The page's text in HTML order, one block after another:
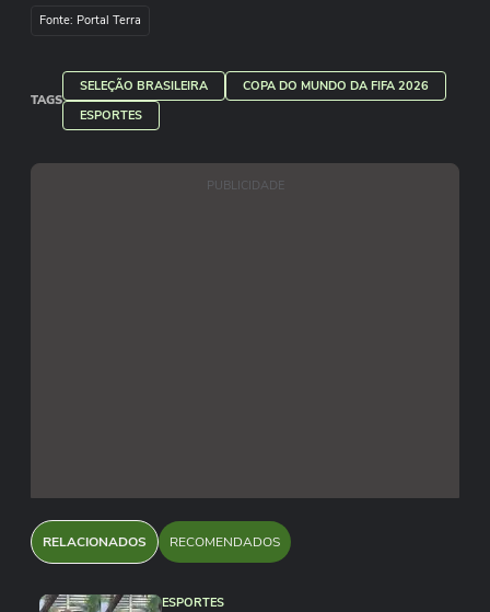
diante da situação.
Fonte: Portal Terra
TAGS
SELEÇÃO BRASILEIRA
COPA DO MUNDO DA FIFA 2026
ESPORTES
PUBLICIDADE
RELACIONADOS RECOMENDADOS
ESPORTES